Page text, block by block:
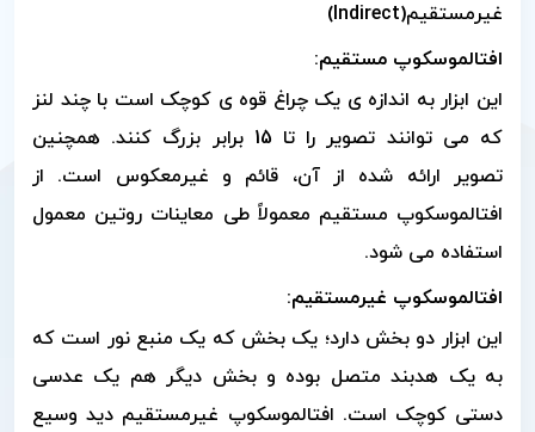
غیرمستقیم(Indirect)
افتالموسکوپ مستقیم:
این ابزار به اندازه ی یک چراغ قوه ی کوچک است با چند لنز
که می توانند تصویر را تا 15 برابر بزرگ کنند. همچنین
تصویر ارائه شده از آن، قائم و غیرمعکوس است. از
افتالموسکوپ مستقیم معمولاً طی معاینات روتین معمول
استفاده می شود.
افتالموسکوپ غیرمستقیم:
این ابزار دو بخش دارد؛ یک بخش که یک منبع نور است که
به یک هدبند متصل بوده و بخش دیگر هم یک عدسی
دستی کوچک است. افتالموسکوپ غیرمستقیم دید وسیع